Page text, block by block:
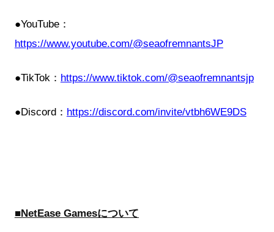
●YouTube：
https://www.youtube.com/@seaofremnantsJP
●TikTok： https://www.tiktok.com/@seaofremnantsjp
●Discord： https://discord.com/invite/vtbh6WE9DS
■NetEase Gamesについて